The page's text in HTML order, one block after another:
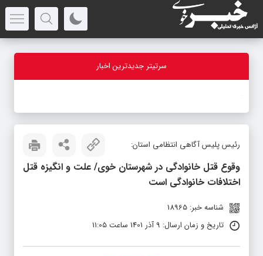
سرتیتر جدیدترین اخبار
رئیس پلیس آگاهی انتظامی استان:
وقوع قتل خانوادگی در شهرستان خوی/ علت و انگیزه قتل
اختلافات خانوادگی است
شناسه خبر: 18965
تاریخ و زمان ارسال: 9 آذر 1401 ساعت 11:05